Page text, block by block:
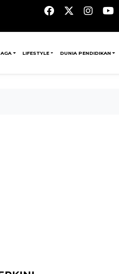
LIFESTYLE DUNIA PENDIDIKAN